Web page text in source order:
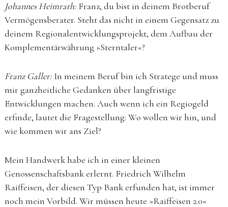
Johannes Heimrath:Franz, du bist in deinem Brotberuf
Vermögensberater. Steht das nicht in einem Gegensatz zu
deinem Regionalentwicklungsprojekt, dem Aufbau der
Komplementärwährung »Sterntaler«?
Franz Galler:In meinem Beruf bin ich Stratege und muss
mir ganzheitliche Gedanken über langfristige
Entwicklungen machen. Auch wenn ich ein Regiogeld
erfinde, lautet die Fragestellung: Wo wollen wir hin, und
wie kommen wir ans Ziel?
Mein Handwerk habe ich in einer kleinen
Genossenschaftsbank erlernt. Friedrich Wilhelm
Raiffeisen, der diesen Typ Bank erfunden hat, ist immer
noch mein Vorbild. Wir müssen heute »Raiffeisen 2.0«